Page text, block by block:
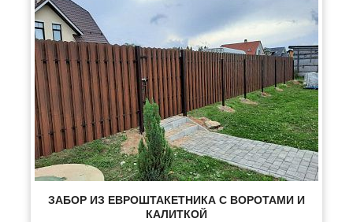
ЗАБОР ИЗ ЕВРОШТАКЕТНИКА С ВОРОТАМИ И
КАЛИТКОЙ